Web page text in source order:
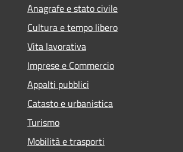
Anagrafe e stato civile
Cultura e tempo libero
Vita lavorativa
Imprese e Commercio
Appalti pubblici
Catasto e urbanistica
Turismo
Mobilità e trasporti